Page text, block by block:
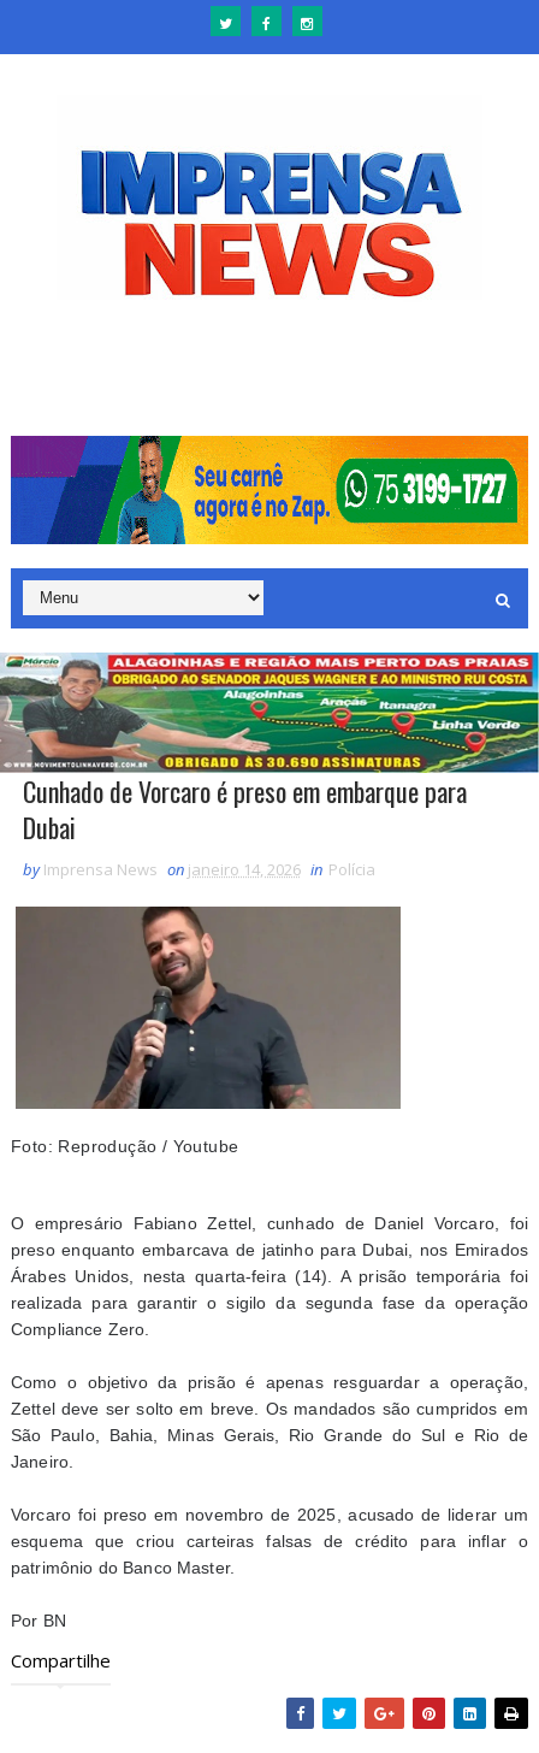
Cunhado de Vorcaro é preso em embarque para
Dubai
by Imprensa News on janeiro 14, 2026 in Polícia
Foto: Reprodução / Youtube
O empresário Fabiano Zettel, cunhado de Daniel Vorcaro, foi
preso enquanto embarcava de jatinho para Dubai, nos Emirados
Árabes Unidos, nesta quarta-feira (14). A prisão temporária foi
realizada para garantir o sigilo da segunda fase da operação
Compliance Zero.
Como o objetivo da prisão é apenas resguardar a operação,
Zettel deve ser solto em breve. Os mandados são cumpridos em
São Paulo, Bahia, Minas Gerais, Rio Grande do Sul e Rio de
Janeiro.
Vorcaro foi preso em novembro de 2025, acusado de liderar um
esquema que criou carteiras falsas de crédito para inflar o
patrimônio do Banco Master.
Por BN
Compartilhe